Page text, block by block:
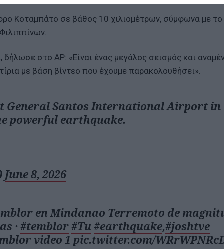
Κοταμπάτο σε βάθος 10 χιλιομέτρων, σύμφωνα με το
στο AP: «Είναι ένας μεγάλος σεισμός και
με βάση βίντεο που έχουμε παρακολουθήσει».
General Santos International Airport in
powerful earthquake.
June 8, 2026
en Mindanao Terremoto de
· #temblor #Tu #earthquake,#joshtve
video 1 pic.twitter.com/